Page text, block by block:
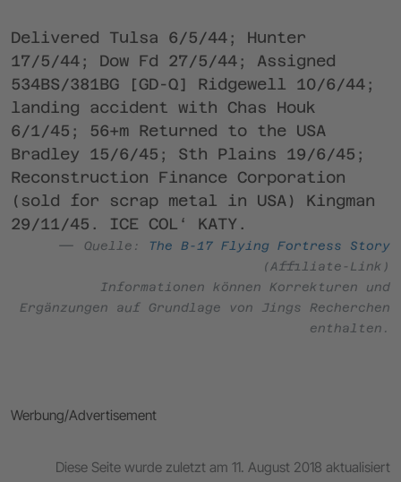
Delivered Tulsa 6/5/44; Hunter
17/5/44; Dow Fd 27/5/44; Assigned
534BS/381BG [GD-Q] Ridgewell 10/6/44;
landing accident with Chas Houk
6/1/45; 56+m Returned to the USA
Bradley 15/6/45; Sth Plains 19/6/45;
Reconstruction Finance Corporation
(sold for scrap metal in USA) Kingman
29/11/45. ICE COL‘ KATY.
Quelle:
The B-17 Flying Fortress Story
(Affiliate-Link)
Informationen können Korrekturen und
Ergänzungen auf Grundlage von Jings Recherchen
enthalten.
Werbung/Advertisement
Diese Seite wurde zuletzt am 11. August 2018 aktualisiert